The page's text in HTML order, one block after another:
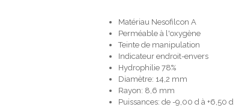
PRENDRE RENDEZ-VOUS
Matériau Nesofilcon A
Perméable à l'oxygène
Teinte de manipulation
Indicateur endroit-envers
Hydrophilie 78%
Diamètre: 14,2 mm
Rayon: 8,6 mm
Puissances: de -9,00 d à +6,50 d